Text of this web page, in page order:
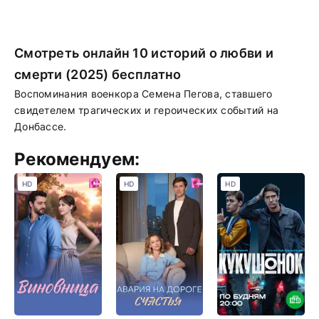
Смотреть онлайн 10 историй о любви и
смерти (2025) бесплатно
Воспоминания военкора Семена Пегова, ставшего
свидетелем трагических и героических событий на
Донбассе.
Рекомендуем:
HD HD HD